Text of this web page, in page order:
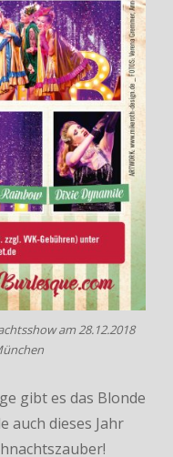
am 28.12.2018
gibt es das Blonde
auch dieses Jahr